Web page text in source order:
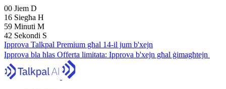
00 Jiem D
16 Siegħa H
59 Minuti M
41 Sekondi S
Ipprova Talkpal Premium għal 14-il jum b'xejn
Ipprova bla ħlas Offerta limitata: Ipprova b'xejn għal ġimagħtejn